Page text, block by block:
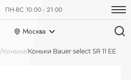
ПН-ВС 10:00 - 21:00
Москва
Коньки Коньки Bauer select SR 11 EE